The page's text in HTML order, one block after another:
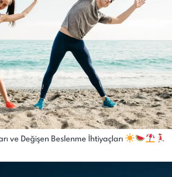
ve Değişen Beslenme İhtiyaçları